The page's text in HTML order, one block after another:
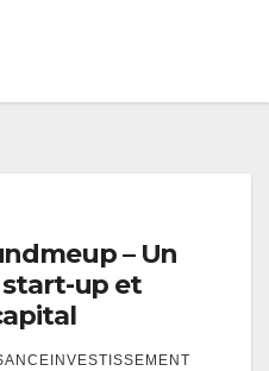
– Un
start-up et